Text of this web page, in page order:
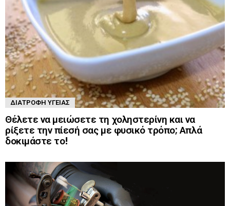
ΔΙΑΤΡΟΦΉ ΥΓΕΊΑΣ
Θέλετε να μειώσετε τη χοληστερίνη και να
ρίξετε την πίεσή σας με φυσικό τρόπο; Απλά
δοκιμάστε το!